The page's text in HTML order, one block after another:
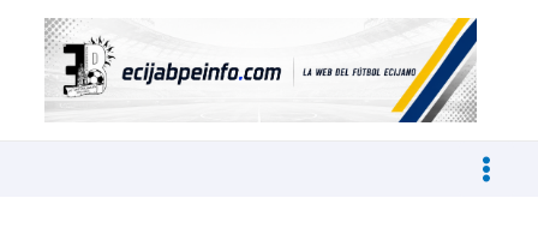
contenido